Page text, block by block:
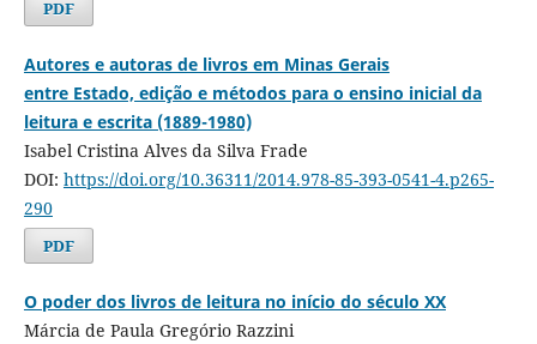
PDF
Autores e autoras de livros em Minas Gerais
entre Estado, edição e métodos para o ensino inicial da
leitura e escrita (1889-1980)
Isabel Cristina Alves da Silva Frade
DOI: https://doi.org/10.36311/2014.978-85-393-0541-4.p265-
290
PDF
O poder dos livros de leitura no início do século XX
Márcia de Paula Gregório Razzini